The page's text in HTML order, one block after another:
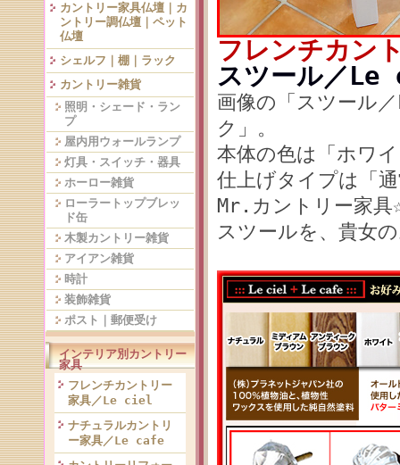
カントリー家具仏壇｜カ
ントリー調仏壇｜ペット
仏壇
シェルフ｜棚｜ラック
カントリー雑貨
照明・シェード・ラン
プ
屋内用ウォールランプ
灯具・スイッチ・器具
ホーロー雑貨
ローラートップブレッ
ド缶
木製カントリー雑貨
アイアン雑貨
時計
装飾雑貨
ポスト｜郵便受け
インテリア別カントリー
家具
フレンチカントリー
家具／Le ciel
ナチュラルカントリ
ー家具／Le cafe
フレンチカン
スツール／
画像の「スツール
ク」。
本体の色は「ホワ
仕上げタイプは「
Mr.カントリー家
スツールを、貴女